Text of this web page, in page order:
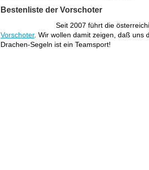
Bestenliste der Vorschoter
Seit 2007 führt die
Vorschoter. Wir wollen damit zeigen, daß uns
Drachen-Segeln ist ein Teamsport!